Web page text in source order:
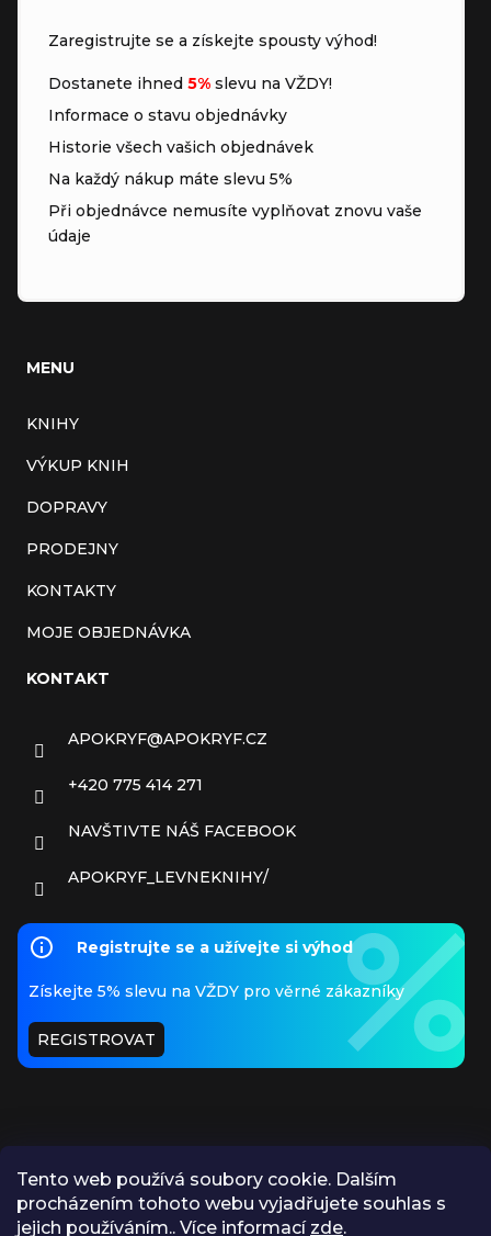
Tento web používá soubory cookie. Dalším
procházením tohoto webu vyjadřujete souhlas s
jejich používáním.. Více informací zde.
Zaregistrujte se a získejte spousty výhod!
Dostanete ihned 5% slevu na VŽDY!
Informace o stavu objednávky
Historie všech vašich objednávek
Na každý nákup máte slevu 5%
Při objednávce nemusíte vyplňovat znovu vaše
údaje
MENU
KNIHY
VÝKUP KNIH
DOPRAVY
PRODEJNY
KONTAKTY
MOJE OBJEDNÁVKA
KONTAKT
APOKRYF@APOKRYF.CZ
+420 775 414 271
NAVŠTIVTE NÁŠ FACEBOOK
APOKRYF_LEVNEKNIHY/
Registrujte se a užívejte si výhod
Získejte 5% slevu na VŽDY pro věrné zákazníky
REGISTROVAT
PŘIJÍMÁME ONLINE PLATBY